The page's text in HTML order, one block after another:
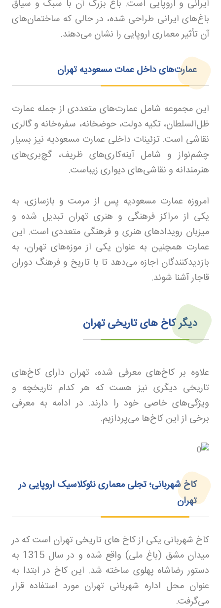
ایرانی و اروپایی است. باغ بزرگ آن با سبک و سیاق
باغ‌های ایرانی طراحی شده، در حالی که ساختمان‌های
آن تأثیر معماری اروپایی را نشان می‌دهند.
عمارت‌های داخل عمات مسعودیه تهران
این مجموعه شامل عمارت‌های متعددی از جمله عمارت
ظل‌السلطان، تکیه دولت، حوضخانه، سفره‌خانه و گالری
نقاشی است. تزئینات داخلی عمارت مسعودیه نیز بسیار
چشم‌نواز و شامل آینه‌کاری‌های ظریف، گچ‌بری‌های
هنرمندانه و نقاشی‌های دیواری زیباست.
امروزه عمارت مسعودیه پس از مرمت و بازسازی، به
یکی از مراکز فرهنگی و هنری تهران تبدیل شده و
میزبان رویدادهای هنری و فرهنگی متعددی است. این
عمارت همچنین به عنوان یکی از موزه‌های تهران، به
بازدیدکنندگان اجازه می‌دهد تا با تاریخ و فرهنگ دوران
قاجار آشنا شوند.
دیگر کاخ های تاریخی تهران
علاوه بر کاخ‌های معرفی شده، تهران دارای کاخ‌های
تاریخی دیگری نیز هست که هر کدام تاریخچه و
ویژگی‌های خاصی خود را دارند. در ادامه به معرفی
برخی از این کاخ‌ها می‌پردازیم.
کاخ شهربانی؛ تجلی معماری نئوکلاسیک اروپایی در
تهران
کاخ شهربانی یکی از کاخ های تاریخی تهران است که در
میدان مشق (باغ ملی) واقع شده و در سال 1315 به
دستور رضاشاه پهلوی ساخته شد. این کاخ در ابتدا به
عنوان محل اداره شهربانی تهران مورد استفاده قرار
می‌گرفت.